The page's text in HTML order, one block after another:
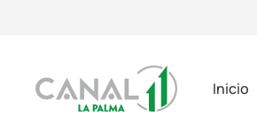
Inicio